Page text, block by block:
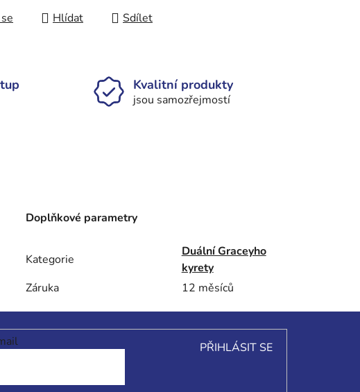
Hlídat Sdílet
Kvalitní produkty
jsou samozřejmostí
Doplňkové parametry
Kategorie
Duální Graceyho
kyrety
Záruka
12 měsíců
PŘIHLÁSIT SE